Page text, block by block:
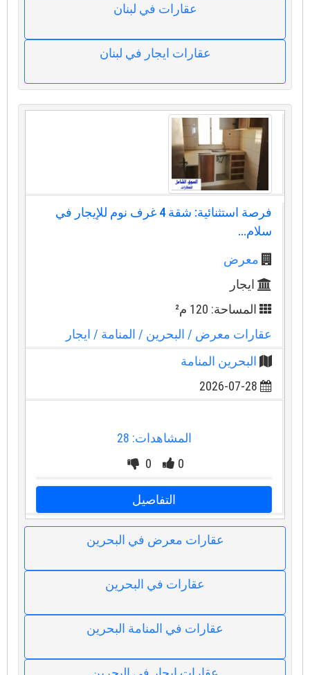
عقارات في لبنان
عقارات ايجار في لبنان
فرصة استثنائية: شقة 4 غرف نوم للإيجار في
سلام...
معرض
ايجار
المساحة: 120 م²
عقارات معرض / البحرين/ المنامة/ ايجار
البحرين المنامة
2026-07-28
المشاهدات: 28
0
0
التفاصيل
عقارات معرض في البحرين
عقارات في البحرين
عقارات في المنامة البحرين